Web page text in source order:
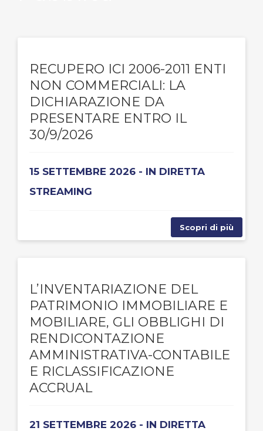
RECUPERO ICI 2006-2011 ENTI
NON COMMERCIALI: LA
DICHIARAZIONE DA
PRESENTARE ENTRO IL
30/9/2026
15 SETTEMBRE 2026 - IN DIRETTA
STREAMING
Scopri di più
L’INVENTARIAZIONE DEL
PATRIMONIO IMMOBILIARE E
MOBILIARE, GLI OBBLIGHI DI
RENDICONTAZIONE
AMMINISTRATIVA-CONTABILE
E RICLASSIFICAZIONE
ACCRUAL
21 SETTEMBRE 2026 - IN DIRETTA